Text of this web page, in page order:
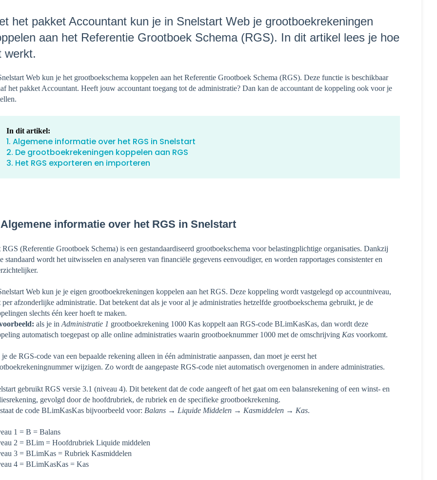
het pakket Accountant kun je in Snelstart Web je grootboekrekeningen
aan het Referentie Grootboek Schema (RGS). In dit artikel lees je hoe
werkt.
Web kun je het grootboekschema koppelen aan het Referentie Grootboek Schema (RGS). Deze functie is beschikbaar
het pakket Accountant. Heeft jouw accountant toegang tot de administratie? Dan kan de accountant de koppeling ook voor je
In dit artikel:
1. Algemene informatie over het RGS in Snelstart
2. De grootboekrekeningen koppelen aan RGS
3. Het RGS exporteren en importeren
informatie over het RGS in Snelstart
RGS (Referentie Grootboek Schema) is een gestandaardiseerd grootboekschema voor belastingplichtige organisaties. Dankzij
standaard wordt het uitwisselen en analyseren van financiële gegevens eenvoudiger, en worden rapportages consistenter en
Web kun je je eigen grootboekrekeningen koppelen aan het RGS. Deze koppeling wordt vastgelegd op accountniveau,
per afzonderlijke administratie. Dat betekent dat als je voor al je administraties hetzelfde grootboekschema gebruikt, je de
slechts één keer hoeft te maken.
als je in Administratie 1 grootboekrekening 1000 Kas koppelt aan RGS-code BLimKasKas, dan wordt deze
automatisch toegepast op alle online administraties waarin grootboeknummer 1000 met de omschrijving Kasvoorkomt.
de RGS-code van een bepaalde rekening alleen in één administratie aanpassen, dan moet je eerst het
wijzigen. Zo wordt de aangepaste RGS-code niet automatisch overgenomen in andere administraties.
gebruikt RGS versie 3.1 (niveau 4). Dit betekent dat de code aangeeft of het gaat om een balansrekening of een winst- en
gevolgd door de hoofdrubriek, de rubriek en de specifieke grootboekrekening.
de code BLimKasKas bijvoorbeeld voor: Balans → Liquide Middelen → Kasmiddelen → Kas.
1 = B = Balans
2 = BLim = Hoofdrubriek Liquide middelen
3 = BLimKas = Rubriek Kasmiddelen
4 = BLimKasKas = Kas